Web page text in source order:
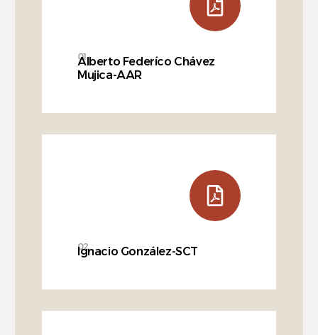
01
Alberto Federíco Chávez
Mujica-AAR
02
Ignacio González-SCT